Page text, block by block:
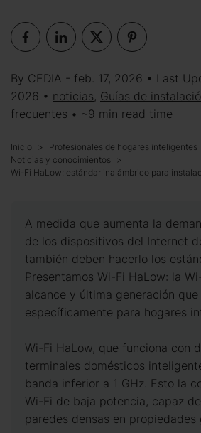
By CEDIA - feb. 17, 2026 • Last
2026 • noticias, Guías de
frecuentes • ~9 min read time
Inicio
Profesionales de hogares inteligentes
Noticias y conocimientos
Wi-Fi HaLow: estándar inalámbrico para
A medida que aumenta la
de los dispositivos del Internet
también deben hacerlo los
Presentamos Wi-Fi HaLow: la
alcance y última generación
específicamente para hogares
Wi-Fi HaLow, que funciona con
terminales domésticos
banda inferior a 1 GHz. Esto la
Wi-Fi de baja potencia, capaz
paredes densas en propiedades